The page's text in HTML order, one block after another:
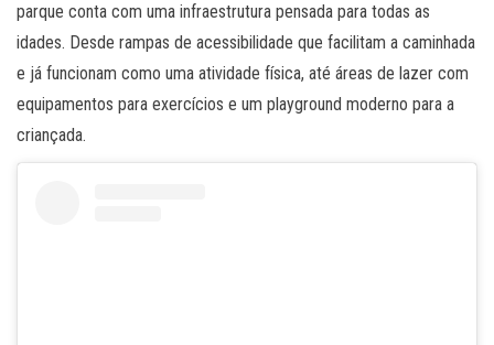
parque conta com uma infraestrutura pensada para todas as
idades. Desde rampas de acessibilidade que facilitam a caminhada
e já funcionam como uma atividade física, até áreas de lazer com
equipamentos para exercícios e um playground moderno para a
criançada.